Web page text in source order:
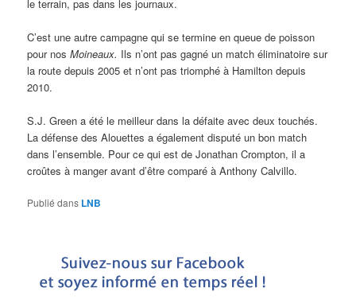
le terrain, pas dans les journaux.
C’est une autre campagne qui se termine en queue de poisson
pour nosMoineaux. Ils n’ont pas gagné un match éliminatoire sur
la route depuis 2005 et n’ont pas triomphé à Hamilton depuis
2010.
S.J. Green a été le meilleur dans la défaite avec deux touchés.
La défense des Alouettes a également disputé un bon match
dans l’ensemble. Pour ce qui est de Jonathan Crompton, il a
croûtes à manger avant d’être comparé à Anthony Calvillo.
Publié dans LNB